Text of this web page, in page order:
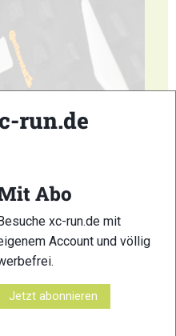
run.de
Abo
Besuche xc-run.de mit
Account und völlig
Jetzt abonnieren